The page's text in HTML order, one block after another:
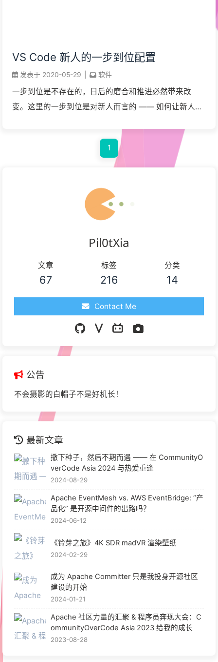
VS Code 新人的一步到位配置
发表于 2020-05-29 软件
一步到位是不存在的，日后的磨合和推进必然带来改
变。这里的一步到位是对新人而言的 —— 如何让新人觉
1
Pil0tXia
文章
67
标签
216
分类
14
Contact Me
公告
不会摄影的白帽子不是好机长！
最新文章
撒下种子，然后不期而遇 —— 在 CommunityO
verCode Asia 2024 与热爱重逢
2024-08-29
Apache EventMesh vs. AWS EventBridge: “产
品化” 是开源中间件的出路吗？
2024-06-12
《铃芽之旅》4K SDR madVR 渲染壁纸
2024-02-29
成为 Apache Committer 只是我投身开源社区
建设的开始
2024-01-21
Apache 社区力量的汇聚 & 程序员奔现大会：C
ommunityOverCode Asia 2023 给我的成长
2023-08-28